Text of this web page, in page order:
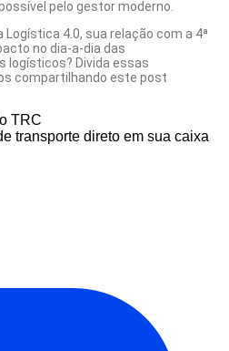
pelo gestor moderno.
4.0, sua relação com a 4ª
no dia-a-dia das
logísticos? Divida essas
compartilhando este post
TRC
transporte direto em sua caixa